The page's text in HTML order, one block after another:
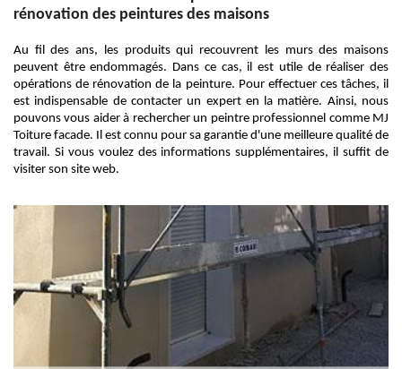
rénovation des peintures des maisons
Au fil des ans, les produits qui recouvrent les murs des maisons
peuvent être endommagés. Dans ce cas, il est utile de réaliser des
opérations de rénovation de la peinture. Pour effectuer ces tâches, il
est indispensable de contacter un expert en la matière. Ainsi, nous
pouvons vous aider à rechercher un peintre professionnel comme MJ
Toiture facade. Il est connu pour sa garantie d'une meilleure qualité de
travail. Si vous voulez des informations supplémentaires, il suffit de
visiter son site web.